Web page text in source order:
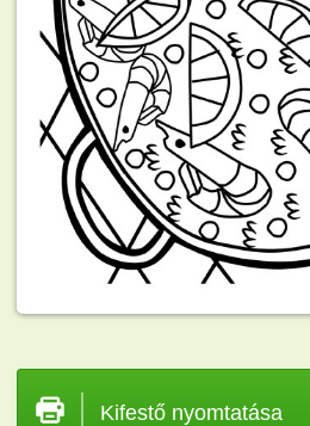
Kifestő nyomtatása